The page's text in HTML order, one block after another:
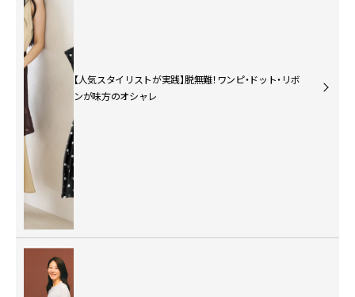
【人気スタイリストが実践】脱無難！ワンピ・ドット・リボ
ンが味方のオシャレ